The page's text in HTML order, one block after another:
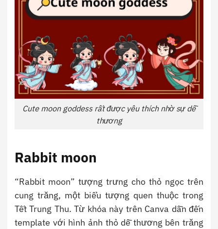
Cute moon goddess rất được yêu thích nhờ sự dễ
thương
Rabbit moon
“Rabbit moon” tượng trưng cho thỏ ngọc trên
cung trăng, một biểu tượng quen thuộc trong
Tết Trung Thu. Từ khóa này trên Canva dẫn đến
template với hình ảnh thỏ dễ thương bên trăng